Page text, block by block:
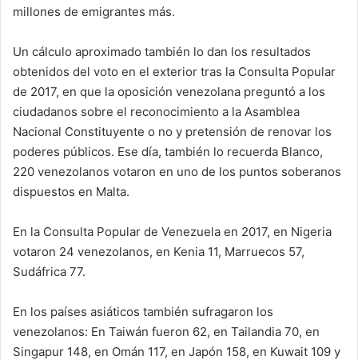
millones de emigrantes más.
Un cálculo aproximado también lo dan los resultados
obtenidos del voto en el exterior tras la Consulta Popular
de 2017, en que la oposición venezolana preguntó a los
ciudadanos sobre el reconocimiento a la Asamblea
Nacional Constituyente o no y pretensión de renovar los
poderes públicos. Ese día, también lo recuerda Blanco,
220 venezolanos votaron en uno de los puntos soberanos
dispuestos en Malta.
En la Consulta Popular de Venezuela en 2017, en Nigeria
votaron 24 venezolanos, en Kenia 11, Marruecos 57,
Sudáfrica 77.
En los países asiáticos también sufragaron los
venezolanos: En Taiwán fueron 62, en Tailandia 70, en
Singapur 148, en Omán 117, en Japón 158, en Kuwait 109 y